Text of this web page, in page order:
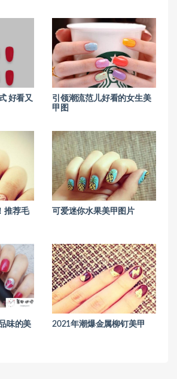
好看又
引领潮流范儿好看的女生美
甲图
推荐毛
可爱迷你水果美甲图片
味的美
2021年潮爆金属柳钉美甲